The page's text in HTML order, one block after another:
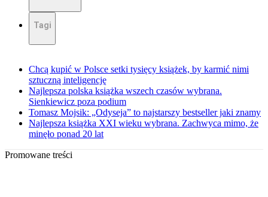
Tagi
Chcą kupić w Polsce setki tysięcy książek, by karmić nimi
sztuczną inteligencję
Najlepsza polska książka wszech czasów wybrana.
Sienkiewicz poza podium
Tomasz Mojsik: „Odyseja” to najstarszy bestseller jaki znamy
Najlepsza książka XXI wieku wybrana. Zachwyca mimo, że
minęło ponad 20 lat
Promowane treści